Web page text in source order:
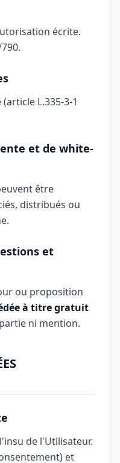
écrite.
L.335-3-1
et de white-
être
distribués ou
et
ou proposition
à titre gratuit
ni mention.
de l'Utilisateur.
et